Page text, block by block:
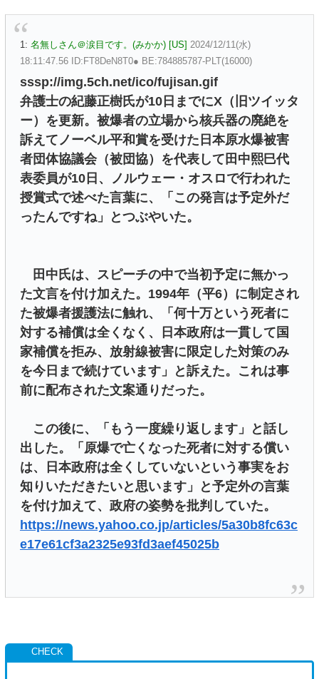
1: 名無しさん＠涙目です。(みかか) [US] 2024/12/11(水)
18:11:47.56 ID:FT8DeN8T0● BE:784885787-PLT(16000)
sssp://img.5ch.net/ico/fujisan.gif
弁護士の紀藤正樹氏が10日までにX（旧ツイッタ
ー）を更新。被爆者の立場から核兵器の廃絶を
訴えてノーベル平和賞を受けた日本原水爆被害
者団体協議会（被団協）を代表して田中熙巳代
表委員が10日、ノルウェー・オスロで行われた
授賞式で述べた言葉に、「この発言は予定外だ
ったんですね」とつぶやいた。
田中氏は、スピーチの中で当初予定に無かっ
た文言を付け加えた。1994年（平6）に制定され
た被爆者援護法に触れ、「何十万という死者に
対する補償は全くなく、日本政府は一貫して国
家補償を拒み、放射線被害に限定した対策のみ
を今日まで続けています」と訴えた。これは事
前に配布された文案通りだった。
この後に、「もう一度繰り返します」と話し
出した。「原爆で亡くなった死者に対する償い
は、日本政府は全くしていないという事実をお
知りいただきたいと思います」と予定外の言葉
を付け加えて、政府の姿勢を批判していた。
https://news.yahoo.co.jp/articles/5a30b8fc63c
e17e61cf3a2325e93fd3aef45025b